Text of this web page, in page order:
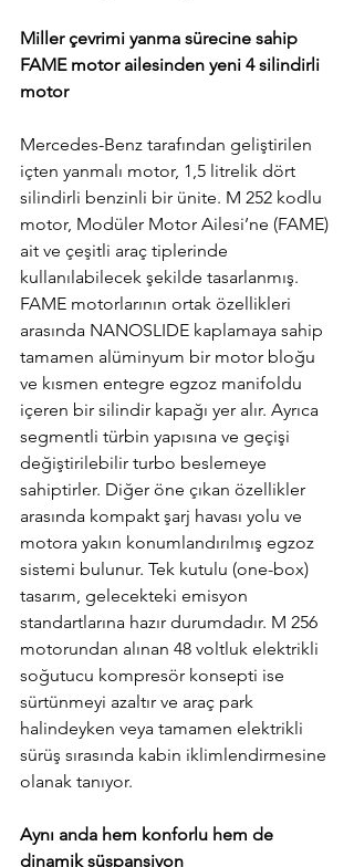
Miller çevrimi yanma sürecine sahip
FAME motor ailesinden yeni 4 silindirli
motor
Mercedes-Benz tarafından geliştirilen
içten yanmalı motor, 1,5 litrelik dört
silindirli benzinli bir ünite. M 252 kodlu
motor, Modüler Motor Ailesi’ne (FAME)
ait ve çeşitli araç tiplerinde
kullanılabilecek şekilde tasarlanmış.
FAME motorlarının ortak özellikleri
arasında NANOSLIDE kaplamaya sahip
tamamen alüminyum bir motor bloğu
ve kısmen entegre egzoz manifoldu
içeren bir silindir kapağı yer alır. Ayrıca
segmentli türbin yapısına ve geçişi
değiştirilebilir turbo beslemeye
sahiptirler. Diğer öne çıkan özellikler
arasında kompakt şarj havası yolu ve
motora yakın konumlandırılmış egzoz
sistemi bulunur. Tek kutulu (one-box)
tasarım, gelecekteki emisyon
standartlarına hazır durumdadır. M 256
motorundan alınan 48 voltluk elektrikli
soğutucu kompresör konsepti ise
sürtünmeyi azaltır ve araç park
halindeyken veya tamamen elektrikli
sürüş sırasında kabin iklimlendirmesine
olanak tanıyor.
Aynı anda hem konforlu hem de
dinamik süspansiyon